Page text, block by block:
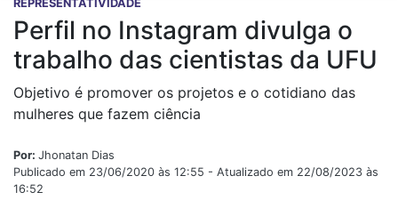
REPRESENTATIVIDADE
Perfil no Instagram divulga o
trabalho das cientistas da UFU
Objetivo é promover os projetos e o cotidiano das
mulheres que fazem ciência
Por: Jhonatan Dias
Publicado em 23/06/2020 às 12:55 - Atualizado em 22/08/2023 às
16:52